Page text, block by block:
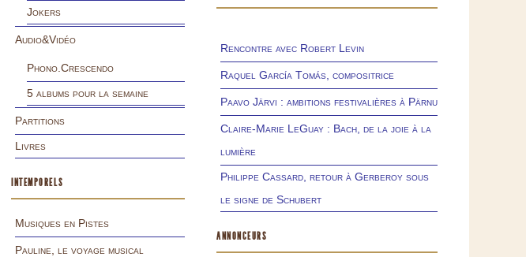
Jokers
Audio&Vidéo
Phono.Crescendo
5 albums pour la semaine
Partitions
Livres
INTEMPORELS
Musiques en Pistes
Pauline, le voyage musical
Rencontre avec Robert Levin
Raquel García Tomás, compositrice
Paavo Järvi : ambitions festivalières à Pärnu
Claire-Marie LeGuay : Bach, de la joie à la
lumière
Philippe Cassard, retour à Gerberoy sous
le signe de Schubert
ANNONCEURS